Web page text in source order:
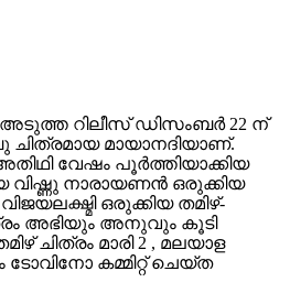
റിലീസ് ഡിസംബർ 22 ന്
മായാനദിയാണ്.
വേഷം പൂർത്തിയാക്കിയ
നാരായണൻ ഒരുക്കിയ
ഒരുക്കിയ തമിഴ്-
അഭിയും അനുവും കൂടി
ചിത്രം മാരി 2 , മലയാള
കമ്മിറ്റ് ചെയ്ത